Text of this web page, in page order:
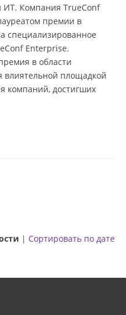
Компания TrueConf
премии в
специализированное
Enterprise.
в области
влиятельной площадкой
компаний, достигших
| Сортировать по дате